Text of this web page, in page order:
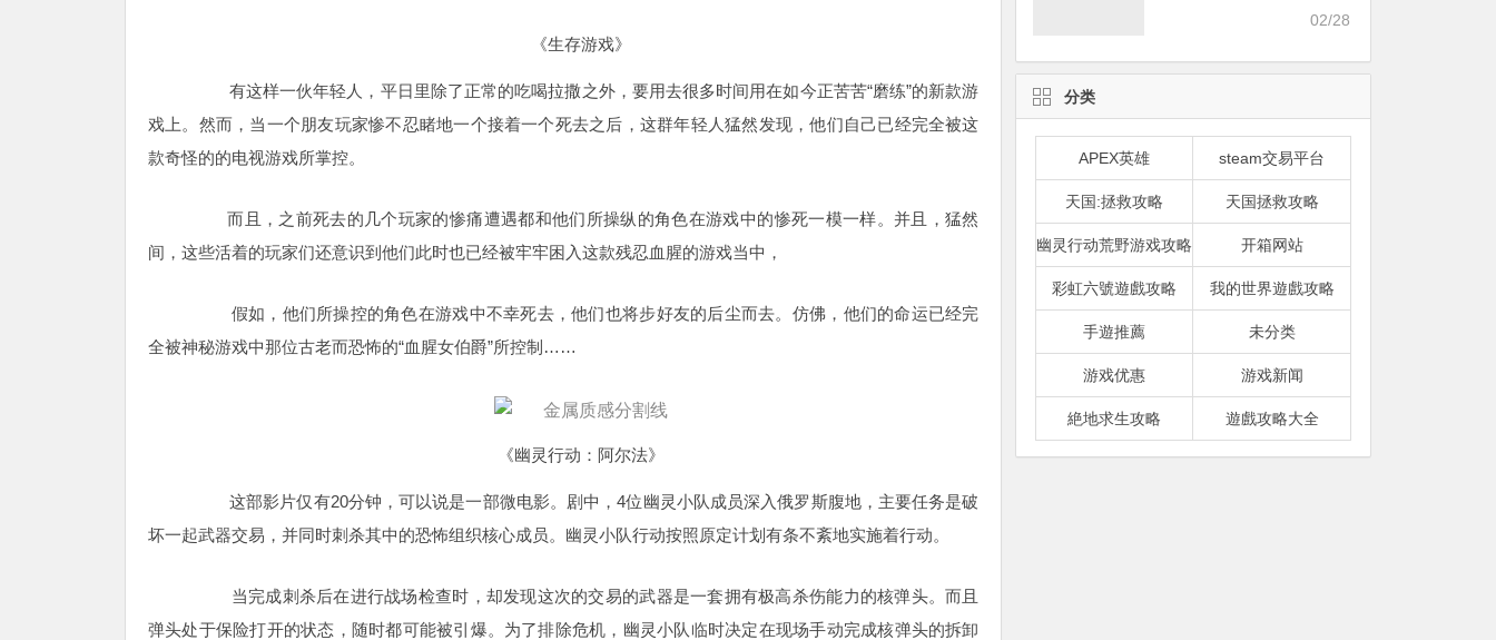
《生存游戏》
有这样一伙年轻人，平日里除了正常的吃喝拉撒之外，要用去很多时间用在如今正苦苦“磨练”的新款游
戏上。 然而，当一个朋友玩家惨不忍睹地一个接着一个死去之后，这群年轻人猛然发现，他们自己已经完全被这
款奇怪的的电视游戏所掌控。
而且，之前死去的几个玩家的惨痛遭遇都和他们所操纵的角色在游戏中的惨死一模一样。并且，猛然
间，这些活着的玩家们还意识到他们此时也已经被牢牢困入这款残忍血腥的游戏当中，
假如，他们所操控的角色在游戏中不幸死去，他们也将步好友的后尘而去。仿佛，他们的命运已经完
全被神秘游戏中那位古老而恐怖的“血腥女伯爵”所控制……
《幽灵行动：阿尔法》
这部影片仅有20分钟，可以说是一部微电影。剧中，4位幽灵小队成员深入俄罗斯腹地，主要任务是破
坏一起武器交易，并同时刺杀其中的恐怖组织核心成员。 幽灵小队行动按照原定计划有条不紊地实施着行动。
当完成刺杀后在进行战场检查时，却发现这次的交易的武器是一套拥有极高杀伤能力的核弹头。而且
弹头处于保险打开的状态，随时都可能被引爆。为了排除危机，幽灵小队临时决定在现场手动完成核弹头的拆卸
02/28
分类
APEX英雄 steam交易平台
天国:拯救攻略 天国拯救攻略
幽灵行动荒野游戏攻略 开箱网站
彩虹六號遊戲攻略 我的世界遊戲攻略
手遊推薦 未分类
游戏优惠 游戏新闻
絶地求生攻略 遊戲攻略大全